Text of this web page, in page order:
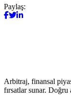
Paylaş:
Arbitraj, finansal
fırsatlar sunar.